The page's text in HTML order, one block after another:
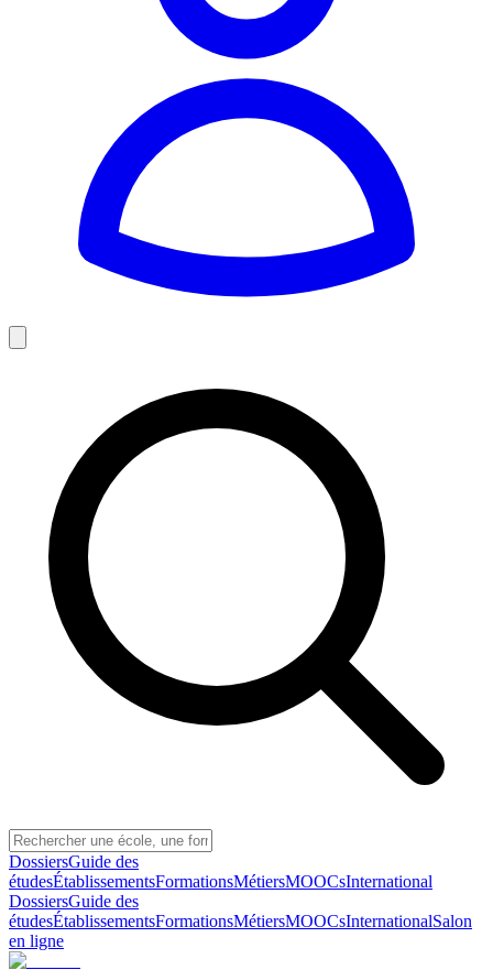
DossiersGuide des
étudesÉtablissementsFormationsMétiersMOOCsInternational
DossiersGuide des
étudesÉtablissementsFormationsMétiersMOOCsInternationalSalon
en ligne